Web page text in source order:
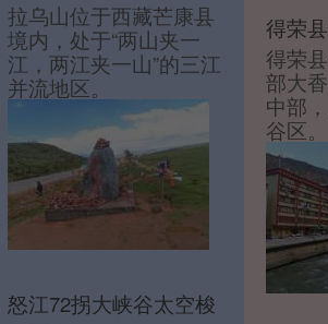
拉乌山位于西藏芒康县
境内，处于“两山夹一
江，两江夹一山”的三江
并流地区。
怒江72拐大峡谷太空梭
得荣
得荣
部大
中部
谷区。